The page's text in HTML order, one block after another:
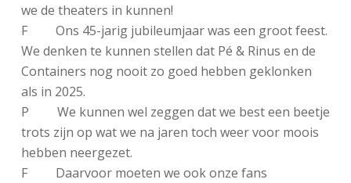
we de theaters in kunnen!
F Ons 45-jarig jubileumjaar was een groot feest.
We denken te kunnen stellen dat Pé & Rinus en de
Containers nog nooit zo goed hebben geklonken
als in 2025.
P We kunnen wel zeggen dat we best een beetje
trots zijn op wat we na jaren toch weer voor moois
hebben neergezet.
F Daarvoor moeten we ook onze fans